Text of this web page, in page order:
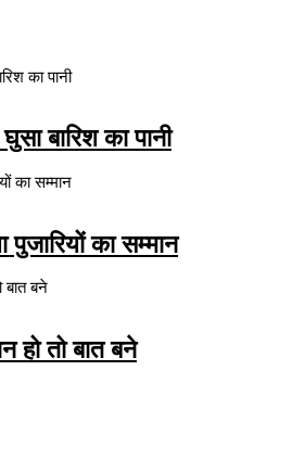
बारिश का पानी
का सम्मान
हो तो बात बने